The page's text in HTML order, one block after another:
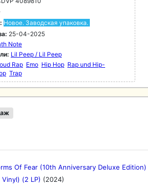
Новое. Заводская упаковка.
25-04-2025
Note
Lil Peep / Lil Peep
Rap Emo Hip Hop Rap und Hip-
Trap
Of Fear (10th Anniversary Deluxe Edition)
(2 LP) (2024)